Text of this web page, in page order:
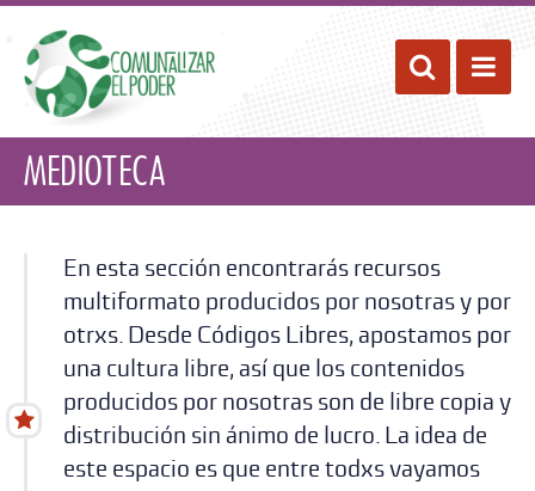
contenido
principal
Desplegar
Medioteca
En esta sección encontrarás recursos
multiformato producidos por nosotras y por
otrxs. Desde Códigos Libres, apostamos por
una cultura libre, así que los contenidos
producidos por nosotras son de libre copia y
distribución sin ánimo de lucro. La idea de
este espacio es que entre todxs vayamos